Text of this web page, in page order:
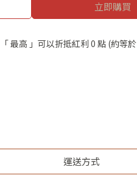
立即購買
最高 」可以折抵紅利 0 點 (約等於
運送方式